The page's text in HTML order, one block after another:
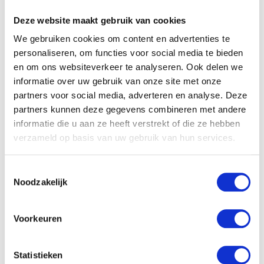
Deze website maakt gebruik van cookies
We gebruiken cookies om content en advertenties te
personaliseren, om functies voor social media te bieden
en om ons websiteverkeer te analyseren. Ook delen we
informatie over uw gebruik van onze site met onze
partners voor social media, adverteren en analyse. Deze
partners kunnen deze gegevens combineren met andere
informatie die u aan ze heeft verstrekt of die ze hebben
verzameld op basis van uw gebruik van hun services.
Noodzakelijk
Voorkeuren
Statistieken
Zwitsal – Goedemorgen
Oorspronkelijke
was:
€4.99.
2.99
prijs
€2.99.
Zwitsal – Schuimbad 200
Oorspronkelijke
was:
€5.99.
€ 2.99
Huidige
prijs
is:
€2.99.
Aanbieding!
Zwitsal – Billendoekjes
5.99
Oorspronkelijke
€2.99Huidige
Aanbieding!
Zwitsal – Billendoekjes
Oorspronkelijke
Huidige